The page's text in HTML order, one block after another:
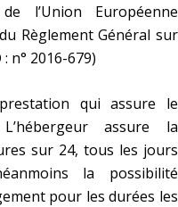
l’Union Européenne
Règlement Général sur
n° 2016-679)
qui assure le
assure la
sur 24, tous les jours
la possibilité
pour les durées les